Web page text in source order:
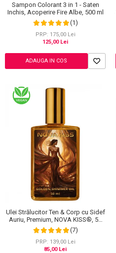
Sampon Colorant 3 in 1 - Saten
Inchis, Acoperire Fire Albe, 500 ml
(1)
PRP: 175,00 Lei
125,00 Lei
ADAUGA IN COS
Ulei Strălucitor Ten & Corp cu Sidef
Auriu, Premium, NOVA KISS®, 50
ml
(7)
PRP: 139,00 Lei
85,00 Lei